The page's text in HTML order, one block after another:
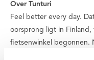
Over Tunturi
Feel better every day.
oorsprong ligt in Finland,
fietsenwinkel begonnen.
Nederlands bedrijf en